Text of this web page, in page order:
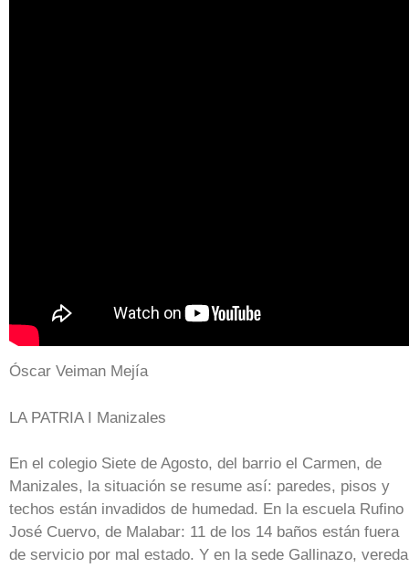
Óscar Veiman Mejía
LA PATRIA I Manizales
En el colegio Siete de Agosto, del barrio el Carmen, de
Manizales, la situación se resume así: paredes, pisos y
techos están invadidos de humedad. En la escuela Rufino
José Cuervo, de Malabar: 11 de los 14 baños están fuera
de servicio por mal estado. Y en la sede Gallinazo, vereda